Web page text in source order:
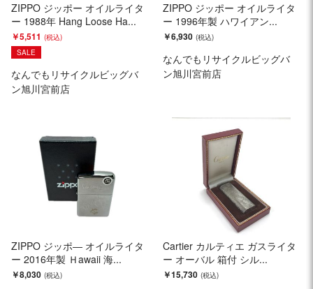
ZIPPO ジッポー オイルライタ
ー 1988年 Hang Loose Ha...
￥5,511
SALE
なんでもリサイクルビッグバ
ン旭川宮前店
ZIPPO ジッポー オイルライタ
ー 1996年製 ハワイアン...
￥6,930
なんでもリサイクルビッグバ
ン旭川宮前店
ZIPPO ジッポ― オイルライタ
ー 2016年製 Ｈawaii 海...
￥8,030
Cartier カルティエ ガスライタ
ー オーバル 箱付 シル...
￥15,730